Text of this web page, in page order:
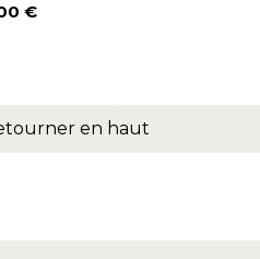
€
en haut